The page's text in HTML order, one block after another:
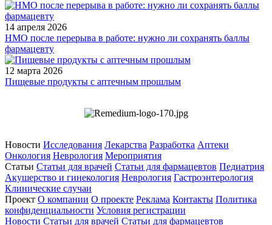
14 апреля 2026
НМО после перерыва в работе: нужно ли сохранять баллы
фармацевту
12 марта 2026
Пищевые продукты с аптечным прошлым
Новости Исследования Лекарства Разработка Аптеки
Онкология Неврология Мероприятия
Статьи Статьи для врачей Статьи для фармацевтов Педиатрия
Акушерство и гинекология Неврология Гастроэнтерология
Клинические случаи
Проект О компании О проекте Реклама Контакты Политика
конфиденциальности Условия регистрации
Новости Статьи для врачей Статьи для фармацевтов